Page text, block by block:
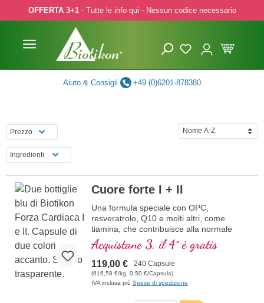
to main content
Skip to search
Skip to main navigation
OFFERTA 3+1- Tutte le info qui - Nessun codice necessario
Aiuto & Consigli +49 (0)6201-878380
Prezzo
Ingredienti
Cuore forte I + II
Una formula speciale con OPC,
resveratrolo, Q10 e molti altri, come
tiamina, che contribuisce alla normale
funzione cardiaca. (Formula 1 e Formula
2)
Acquistane 3, il 4° è gratis
119,00 € 240 Capsule
(616,58 €/kg, 0,50 €/Capsula)
IVA inclusa più Spese di spedizione